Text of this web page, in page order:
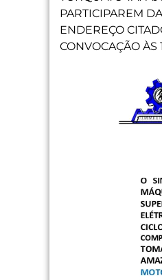
PARTICIPAREM
ENDEREÇO
CONVOCAÇÃO ÀS 1